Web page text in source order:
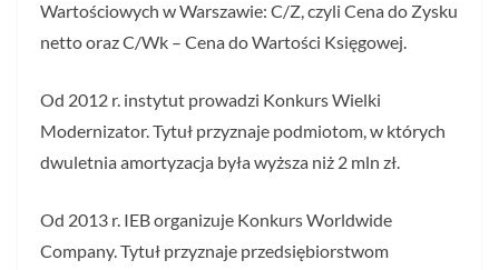
Wartościowych w Warszawie: C/Z, czyli Cena do Zysku
netto oraz C/Wk – Cena do Wartości Księgowej.
Od 2012 r. instytut prowadzi Konkurs Wielki
Modernizator. Tytuł przyznaje podmiotom, w których
dwuletnia amortyzacja była wyższa niż 2 mln zł.
Od 2013 r. IEB organizuje Konkurs Worldwide
Company. Tytuł przyznaje przedsiębiorstwom